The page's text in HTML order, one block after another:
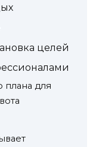
целей
для